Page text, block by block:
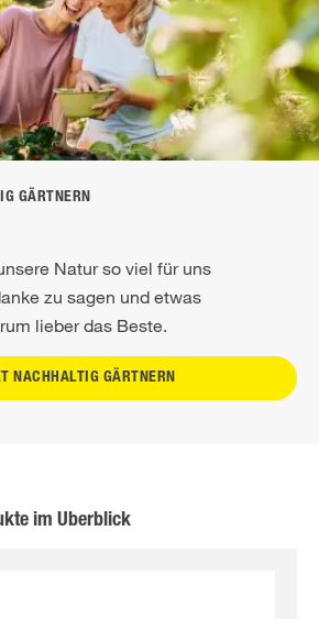
GÄRTNERN
Natur so viel für uns
zu sagen und etwas
lieber das Beste.
NACHHALTIG GÄRTNERN
im Überblick